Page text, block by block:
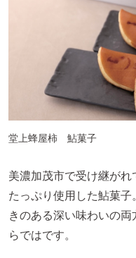
堂上蜂屋柿 鮎菓子
美濃加茂市で受け継が
たっぷり使用した鮎菓
きのある深い味わいの
らではです。